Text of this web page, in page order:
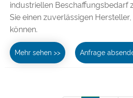
industriellen Beschaffungsbedarf
Sie einen zuverlässigen
können.
Mehr sehen >> Anfrage